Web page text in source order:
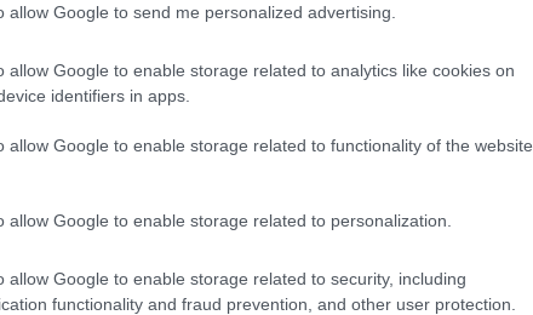
allow Google to send me personalized advertising.
allow Google to enable storage related to analytics like cookies on
identifiers in apps.
allow Google to enable storage related to functionality of the website
allow Google to enable storage related to personalization.
allow Google to enable storage related to security, including
functionality and fraud prevention, and other user protection.
estructural
casi infalible: una base de inversores
Sin embargo, cuando varias apuestas se
¿comprarán igual si el riesgo se apila?
ya no es el de 2026. Está más diversificado,
aprendido a gestionar liquidez tras años de subidas
leerse en positivo: el mercado está comprobando